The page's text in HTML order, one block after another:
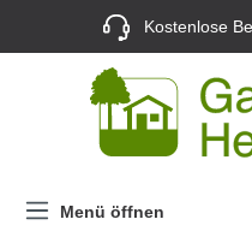
Kostenlose
Menü öffnen